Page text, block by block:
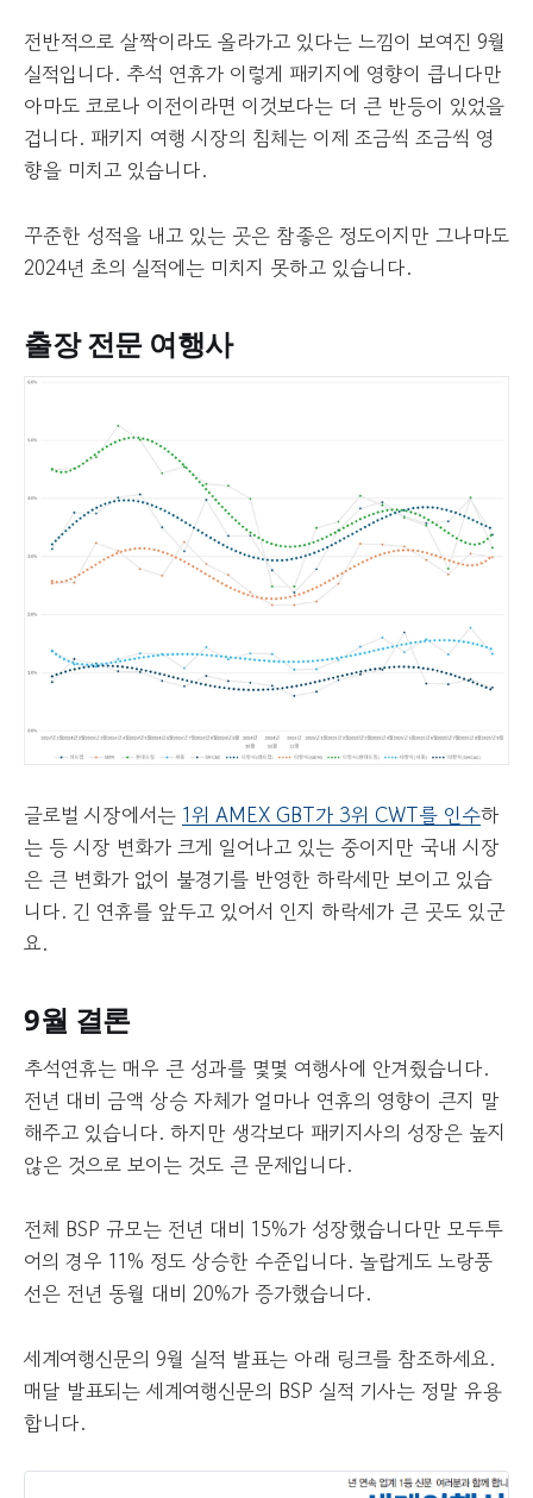
전반적으로 살짝이라도 올라가고 있다는 느낌이 보여진 9월
실적입니다. 추석 연휴가 이렇게 패키지에 영향이 큽니다만
아마도 코로나 이전이라면 이것보다는 더 큰 반등이 있었을
겁니다. 패키지 여행 시장의 침체는 이제 조금씩 조금씩 영
향을 미치고 있습니다.
꾸준한 성적을 내고 있는 곳은 참좋은 정도이지만 그나마도
2024년 초의 실적에는 미치지 못하고 있습니다.
출장 전문 여행사
글로벌 시장에서는 1위 AMEX GBT가 3위 CWT를 인수하
는 등 시장 변화가 크게 일어나고 있는 중이지만 국내 시장
은 큰 변화가 없이 불경기를 반영한 하락세만 보이고 있습
니다. 긴 연휴를 앞두고 있어서 인지 하락세가 큰 곳도 있군
요.
9월 결론
추석연휴는 매우 큰 성과를 몇몇 여행사에 안겨줬습니다.
전년 대비 금액 상승 자체가 얼마나 연휴의 영향이 큰지 말
해주고 있습니다. 하지만 생각보다 패키지사의 성장은 높지
않은 것으로 보이는 것도 큰 문제입니다.
전체 BSP 규모는 전년 대비 15%가 성장했습니다만 모두투
어의 경우 11% 정도 상승한 수준입니다. 놀랍게도 노랑풍
선은 전년 동월 대비 20%가 증가했습니다.
세계여행신문의 9월 실적 발표는 아래 링크를 참조하세요.
매달 발표되는 세계여행신문의 BSP 실적 기사는 정말 유용
합니다.